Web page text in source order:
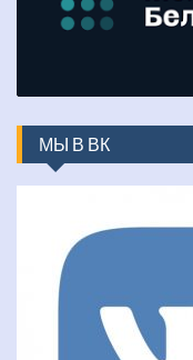
МЫ В ВК